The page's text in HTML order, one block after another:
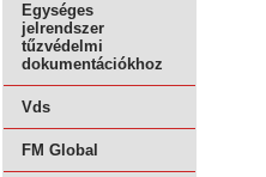
Egységes
jelrendszer
tűzvédelmi
dokumentációkhoz
Vds
FM Global